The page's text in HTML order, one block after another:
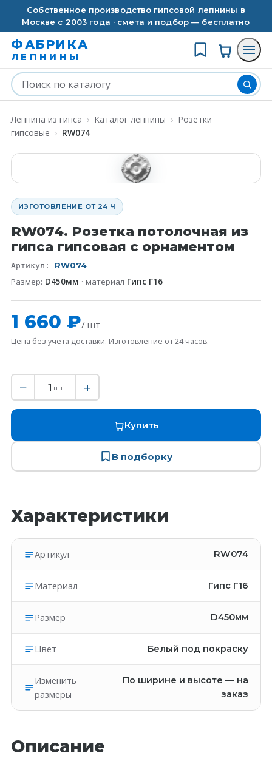
Собственное производство гипсовой лепнины в
Москве с 2003 года · смета и подбор — бесплатно
ФАБРИКА
ЛЕПНИНЫ
Лепнина из гипса › Каталог лепнины › Розетки
гипсовые › RW074
ИЗГОТОВЛЕНИЕ ОТ 24 Ч
RW074. Розетка потолочная из
гипса гипсовая с орнаментом
Артикул: RW074
Размер: D450мм · материал Гипс Г16
1 660 ₽/ шт
Цена без учёта доставки. Изготовление от 24 часов.
− 1 шт +
Купить
В подборку
Характеристики
Артикул RW074
Материал Гипс Г16
Размер D450мм
Цвет Белый под покраску
Изменить
размеры
По ширине и высоте — на
заказ
Описание